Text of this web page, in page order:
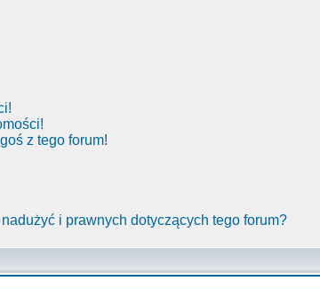
z tego forum!
i prawnych dotyczących tego forum?